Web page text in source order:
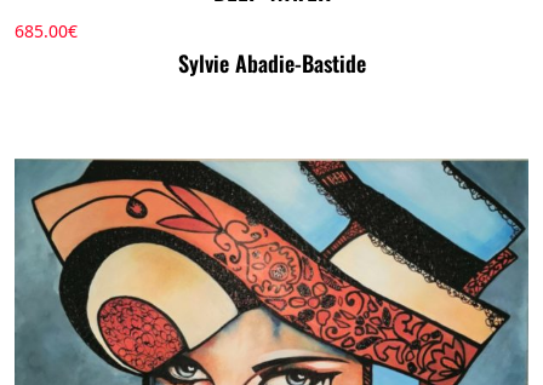
685.00€
Sylvie Abadie-Bastide